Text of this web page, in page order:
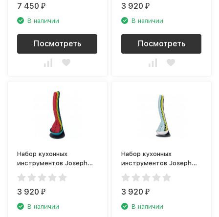
7 450₽
В наличии
Посмотреть
3 920₽
В наличии
Посмотреть
Набор кухонных
инструментов Joseph
Joseph Nest Plus 10124
3 920₽
В наличии
Набор кухонных
инструментов Joseph
Joseph Nest Plus 10140
3 920₽
В наличии